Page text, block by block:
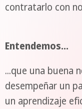
contratarlo con
Entendemos...
...que una buena
desempeñar un
un aprendizaje